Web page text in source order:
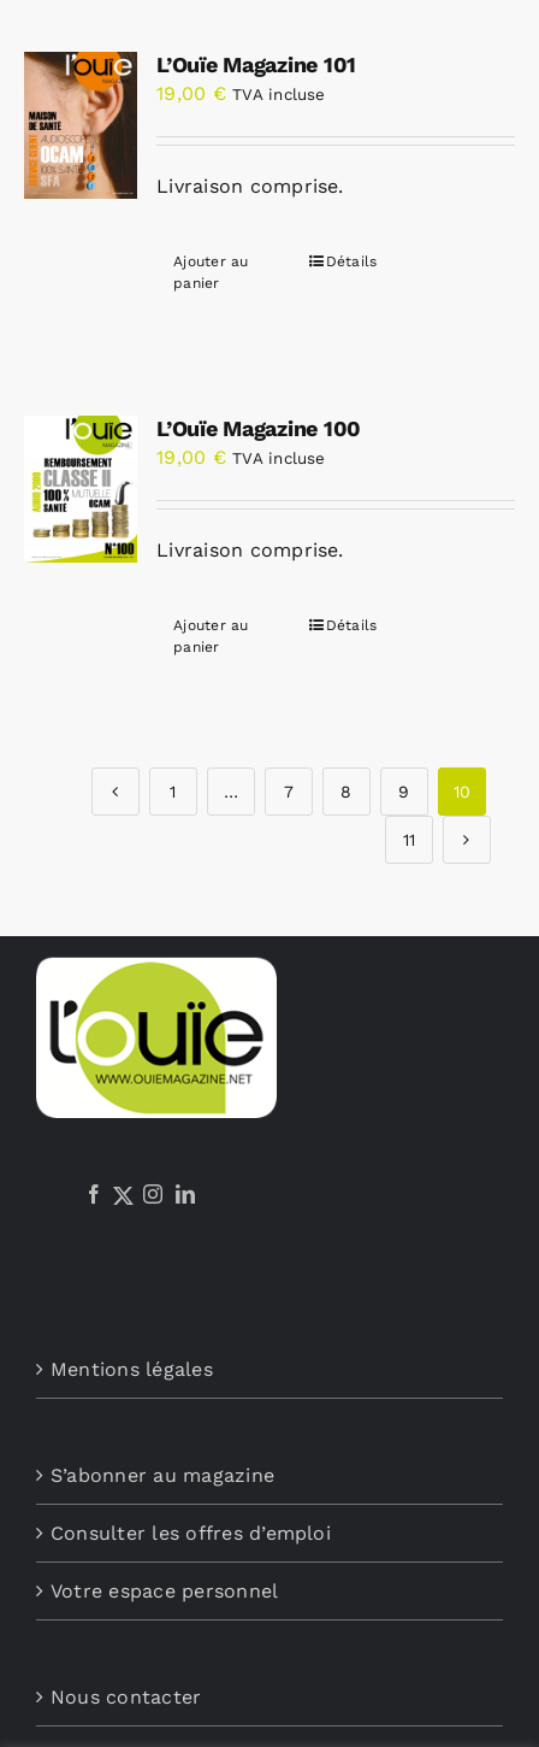
L’Ouïe Magazine 101
19,00 € TVA incluse
Livraison comprise.
Ajouter au
panier
Détails
L’Ouïe Magazine 100
19,00 € TVA incluse
Livraison comprise.
Ajouter au
panier
Détails
1 … 7 8 9 10
11
Mentions légales
S’abonner au magazine
Consulter les offres d’emploi
Votre espace personnel
Nous contacter